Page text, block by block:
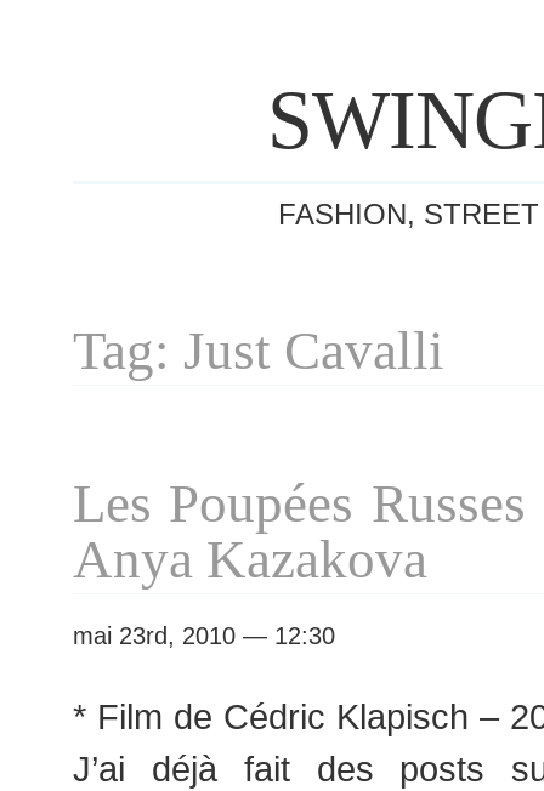
FASHION,
Tag: Just Cavalli
Les Poupées
Anya Kazakova
mai 23rd, 2010 — 12:30
* Film de Cédric Klapisch –
J’ai déjà fait des posts